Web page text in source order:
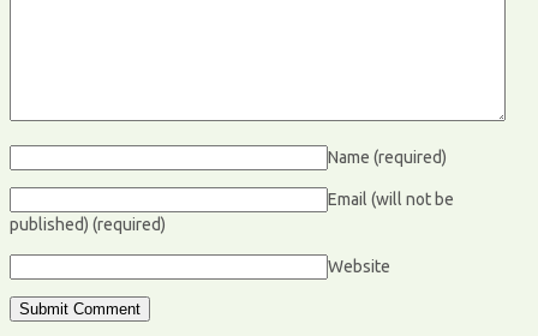
Name (required)
Email (will not be
published) (required)
Website